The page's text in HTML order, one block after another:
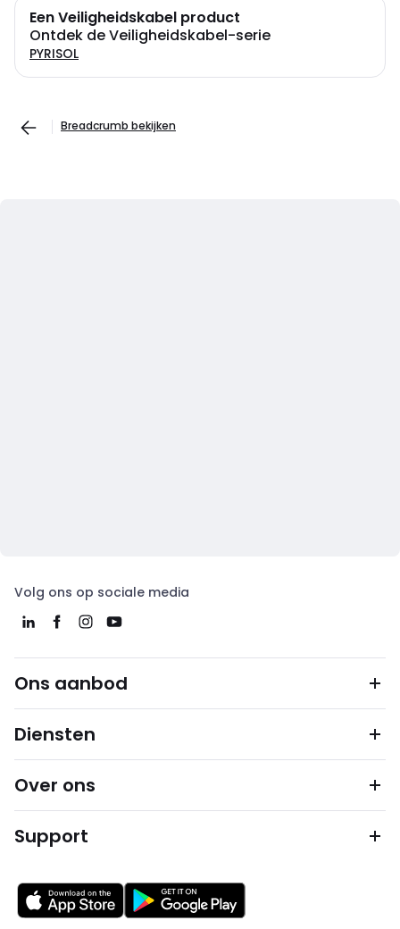
Een Veiligheidskabel product
Ontdek de Veiligheidskabel-serie
PYRISOL
Breadcrumb bekijken
Volg ons op sociale media
Ons aanbod
Diensten
Over ons
Support